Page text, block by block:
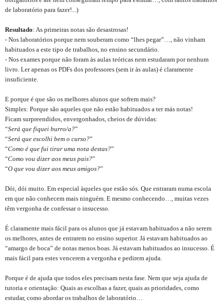
de laboratório para fazer!...)
Resultado: As primeiras notas são desastrosas!
- Nos laboratórios porque nem souberam como “lhes pegar”…, não vinham
habituados a este tipo de trabalhos, no ensino secundário.
- Nos exames porque não foram às aulas teóricas nem estudaram por nenhum
livro. Ler apenas os PDFs dos professores (sem ir às aulas) é claramente
insuficiente.
E porque é que são os melhores alunos que sofrem mais?
Simples: Porque são aqueles que não estão habituados a ter más notas!
Ficam surpreendidos, envergonhados, cheios de dúvidas:
“Será que fiquei burro/a?”
“Será que escolhi bem o curso?”
“Como é que fui tirar uma nota destas?”
“Como vou dizer aos meus pais?”
“O que vou dizer aos meus amigos?”
Dói, dói muito. Em especial àqueles que estão sós. Que entraram numa escola
em que não conhecem mais ninguém. E mesmo conhecendo…, muitas vezes
têm vergonha de confessar o insucesso.
É claramente mais fácil para os alunos que já estavam habituados a não serem
os melhores, antes de entrarem no ensino superior. Já estavam habituados ao
“amargo de boca” de notas menos boas. Já estavam habituados ao insucesso. É
mais fácil para estes vencerem a vergonha e pedirem ajuda.
Porque é de ajuda que todos eles precisam nesta fase. Nem que seja ajuda de
tutoria e orientação: Quais as escolhas a fazer, quais as prioridades, como
estudar, como abordar os trabalhos de laboratório…